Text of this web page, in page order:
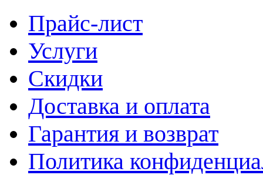
Прайс-лист
Услуги
Скидки
Доставка и оплата
Гарантия и возврат
Политика